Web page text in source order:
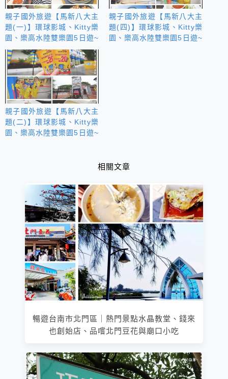
親子國外旅遊【馬新八大主
題(一)】環球影城、Kitty樂
園、樂高水陸雙樂園5日遊~
親子國外旅遊【馬新八大主
題(四)】環球影城、Kitty樂
園、樂高水陸雙樂園5日遊~
親子國外旅遊【馬新八大主
題(二)】環球影城、Kitty樂
園、樂高水陸雙樂園5日遊~
相關文章
暢遊台南市北門區｜熱門景點水晶教堂、錢來
也創始店、品嚐北門豆花與廟口小吃